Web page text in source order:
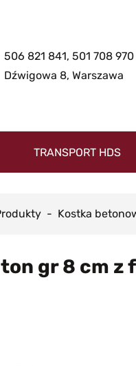
506 821 841, 501 708 970
Dźwigowa 8, Warszawa
TRANSPORT HDS
Kostka
gr 8 cm z